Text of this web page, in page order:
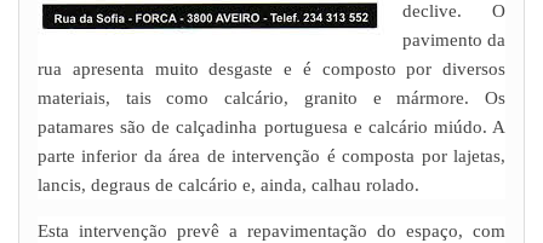
declive. O
pavimento da
rua apresenta muito desgaste e é composto por diversos
materiais, tais como calcário, granito e mármore. Os
patamares são de calçadinha portuguesa e calcário miúdo. A
parte inferior da área de intervenção é composta por lajetas,
lancis, degraus de calcário e, ainda, calhau rolado.
Esta intervenção prevê a repavimentação do espaço, com